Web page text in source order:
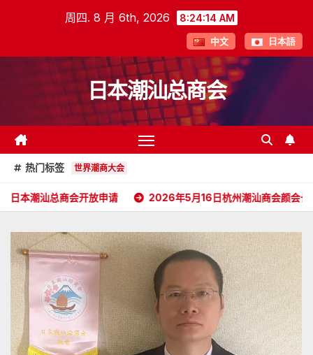
周四. 8 月 6th, 2026 8:24:15 AM
中文 日本語
日本潮汕总商会
热门标签 世界潮商大会
开放申请 2026年5月16日杭州潮汕商会颜会长访日 2026